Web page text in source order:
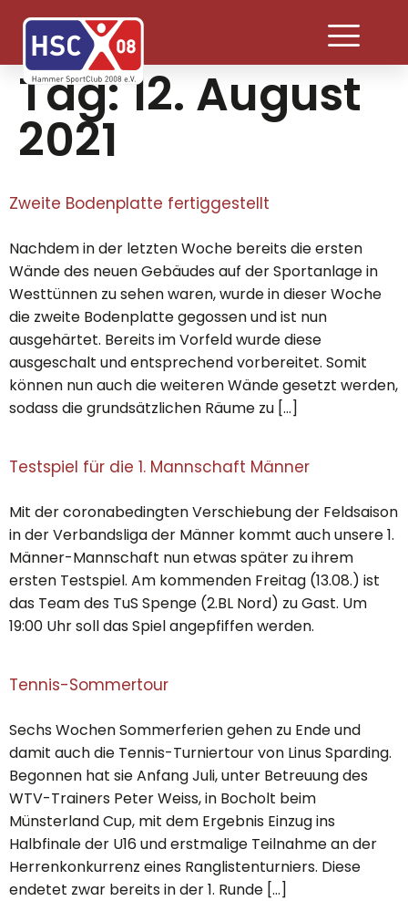
Tag:12. August
2021
Zweite Bodenplatte fertiggestellt
Nachdem in der letzten Woche bereits die ersten
Wände des neuen Gebäudes auf der Sportanlage in
Westtünnen zu sehen waren, wurde in dieser Woche
die zweite Bodenplatte gegossen und ist nun
ausgehärtet. Bereits im Vorfeld wurde diese
ausgeschalt und entsprechend vorbereitet. Somit
können nun auch die weiteren Wände gesetzt werden,
sodass die grundsätzlichen Räume zu […]
Testspiel für die 1. Mannschaft Männer
Mit der coronabedingten Verschiebung der Feldsaison
in der Verbandsliga der Männer kommt auch unsere 1.
Männer-Mannschaft nun etwas später zu ihrem
ersten Testspiel. Am kommenden Freitag (13.08.) ist
das Team des TuS Spenge (2.BL Nord) zu Gast. Um
19:00 Uhr soll das Spiel angepfiffen werden.
Tennis-Sommertour
Sechs Wochen Sommerferien gehen zu Ende und
damit auch die Tennis-Turniertour von Linus Sparding.
Begonnen hat sie Anfang Juli, unter Betreuung des
WTV-Trainers Peter Weiss, in Bocholt beim
Münsterland Cup, mit dem Ergebnis Einzug ins
Halbfinale der U16 und erstmalige Teilnahme an der
Herrenkonkurrenz eines Ranglistenturniers. Diese
endetet zwar bereits in der 1. Runde […]